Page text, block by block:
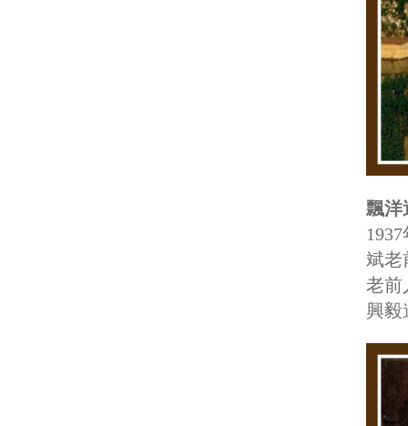
飄洋
斌老
老前
興毅